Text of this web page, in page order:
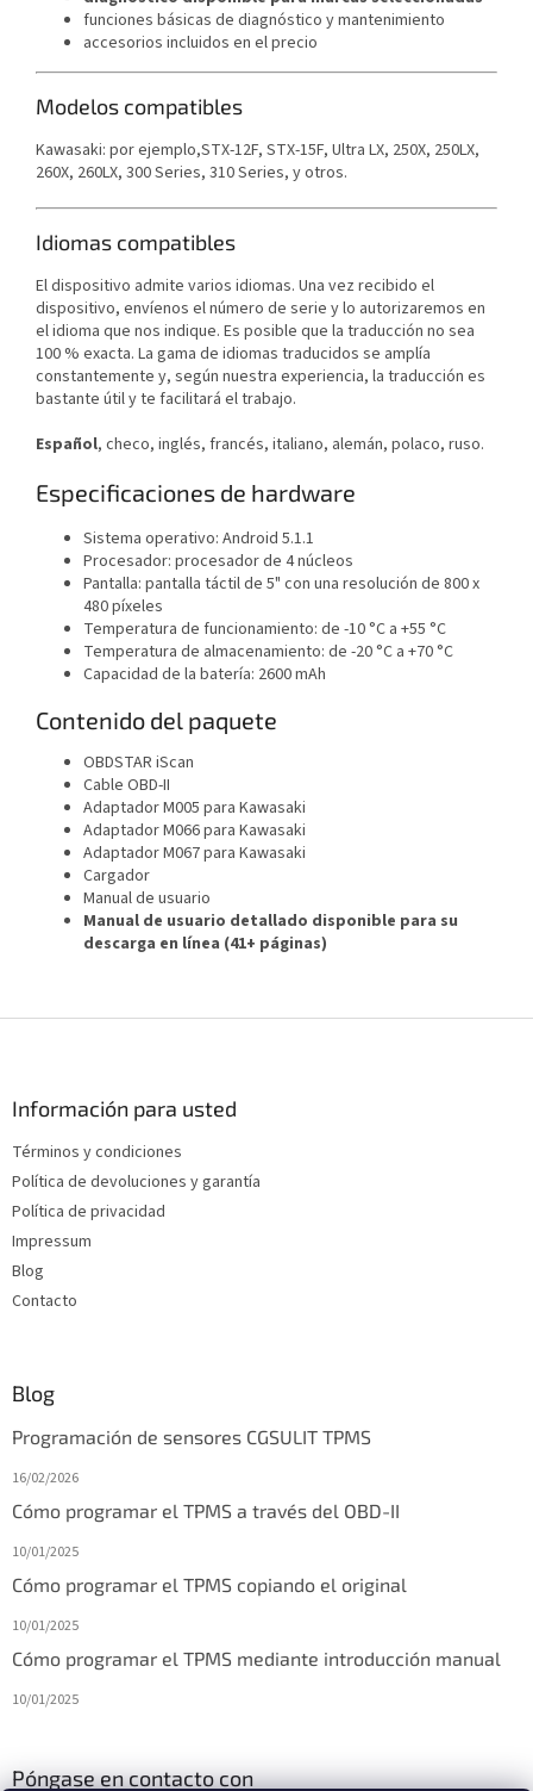
funciones básicas de diagnóstico y mantenimiento
accesorios incluidos en el precio
Modelos compatibles
Kawasaki: por ejemplo,STX-12F, STX-15F, Ultra LX, 250X, 250LX,
260X, 260LX, 300 Series, 310 Series, y otros.
Idiomas compatibles
El dispositivo admite varios idiomas. Una vez recibido el
dispositivo, envíenos el número de serie y lo autorizaremos en
el idioma que nos indique. Es posible que la traducción no sea
100 % exacta. La gama de idiomas traducidos se amplía
constantemente y, según nuestra experiencia, la traducción es
bastante útil y te facilitará el trabajo.
Español, checo, inglés, francés, italiano, alemán, polaco, ruso.
Especificaciones de hardware
Sistema operativo: Android 5.1.1
Procesador: procesador de 4 núcleos
Pantalla: pantalla táctil de 5" con una resolución de 800 x
480 píxeles
Temperatura de funcionamiento: de -10 °C a +55 °C
Temperatura de almacenamiento: de -20 °C a +70 °C
Capacidad de la batería: 2600 mAh
Contenido del paquete
OBDSTAR iScan
Cable OBD-II
Adaptador M005 para Kawasaki
Adaptador M066 para Kawasaki
Adaptador M067 para Kawasaki
Cargador
Manual de usuario
Manual de usuario detallado disponible para su
descarga en línea (41+ páginas)
n
Información para usted
Términos y condiciones
Política de devoluciones y garantía
Política de privacidad
Impressum
Blog
Contacto
Blog
Programación de sensores CGSULIT TPMS
16/02/2026
Cómo programar el TPMS a través del OBD-II
10/01/2025
Cómo programar el TPMS copiando el original
10/01/2025
Cómo programar el TPMS mediante introducción manual
10/01/2025
Póngase en contacto con